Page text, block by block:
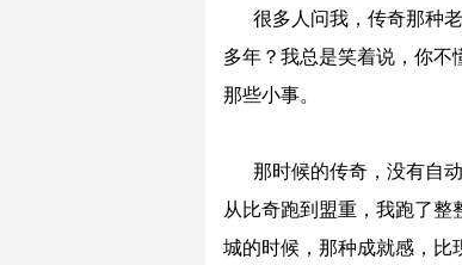
很多人问我，传奇那种
多年？我总是笑着说，你不
那些小事。
那时候的传奇，没有自
从比奇跑到盟重，我跑了整
城的时候，那种成就感，比